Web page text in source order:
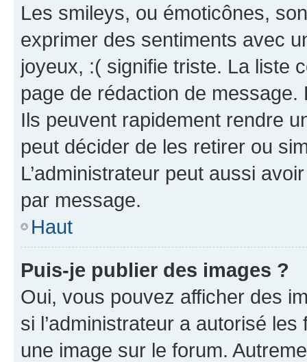
Les smileys, ou émoticônes,
exprimer des sentiments avec
joyeux, :( signifie triste. La liste
page de rédaction de
Ils peuvent rapidement rendre
peut décider de les retirer ou
L’administrateur peut aussi
par message.
Haut
Puis-je publier des images ?
Oui, vous pouvez afficher des
si l’administrateur a autorisé
une image sur le forum.